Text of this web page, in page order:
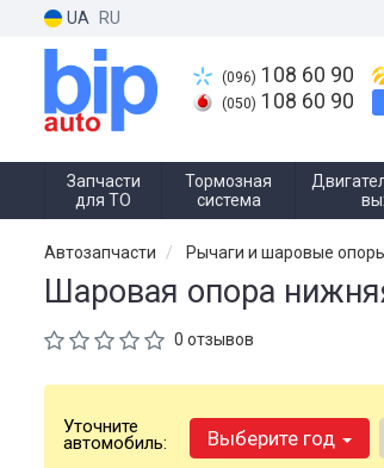
UA RU
(096) 108 60 90
(050) 108 60 90
Запчасти
для ТО
Тормозная
система
Автозапчасти Рычаги и шаровые
Шаровая опора
0 отзывов
Уточните
автомобиль: Выберите год